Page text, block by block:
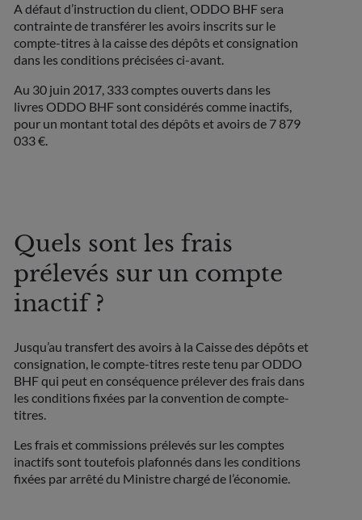
A défaut d’instruction du client, ODDO BHF sera
contrainte de transférer les avoirs inscrits sur le
compte-titres à la caisse des dépôts et consignation
dans les conditions précisées ci-avant.
Au 30 juin 2017, 333 comptes ouverts dans les
livres ODDO BHF sont considérés comme inactifs,
pour un montant total des dépôts et avoirs de 7 879
033 €.
Quels sont les frais
prélevés sur un compte
inactif ?
Jusqu’au transfert des avoirs à la Caisse des dépôts et
consignation, le compte-titres reste tenu par ODDO
BHF qui peut en conséquence prélever des frais dans
les conditions fixées par la convention de compte-
titres.
Les frais et commissions prélevés sur les comptes
inactifs sont toutefois plafonnés dans les conditions
fixées par arrêté du Ministre chargé de l’économie.